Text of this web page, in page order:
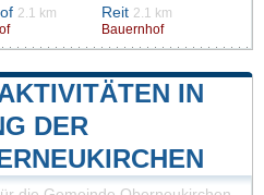
2.1 km
Reit 2.1 km
Bauernhof
IN
DER